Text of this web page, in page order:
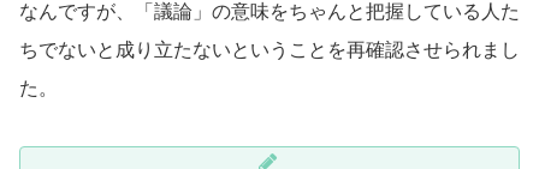
なんですが、「議論」の意味をちゃんと把握している人た
ちでないと成り立たないということを再確認させられまし
た。